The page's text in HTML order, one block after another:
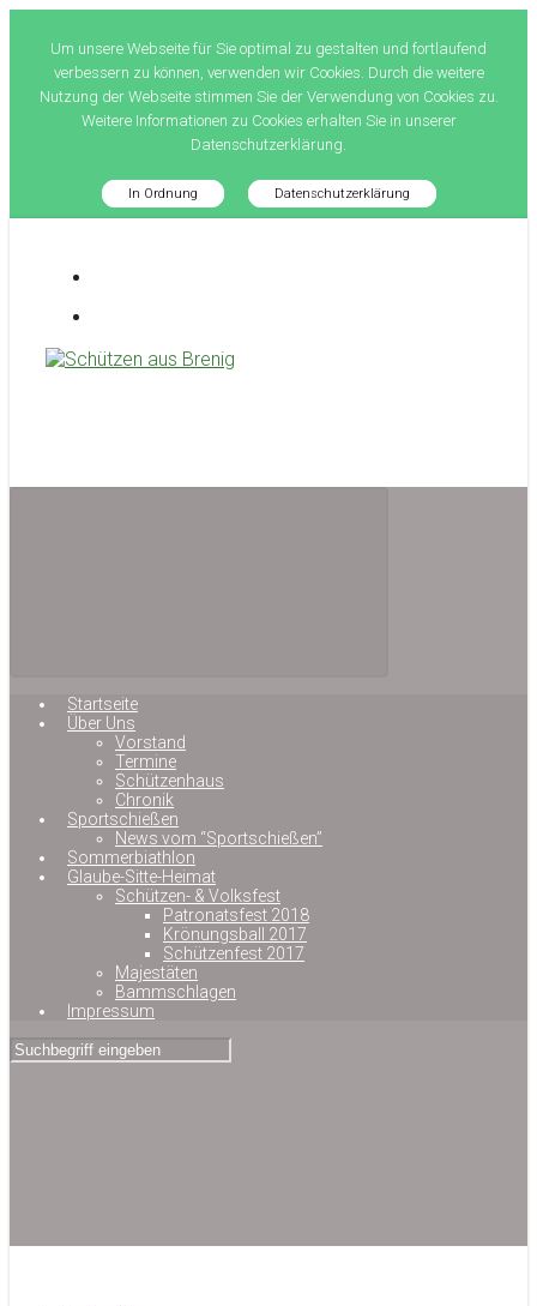
Um unsere Webseite für Sie optimal zu gestalten und fortlaufend
verbessern zu können, verwenden wir Cookies. Durch die weitere
Nutzung der Webseite stimmen Sie der Verwendung von Cookies zu.
Weitere Informationen zu Cookies erhalten Sie in unserer
Datenschutzerklärung.
In Ordnung Datenschutzerklärung
springen
Startseite
Über Uns
Vorstand
Termine
Schützenhaus
Chronik
Sportschießen
News vom “Sportschießen”
Sommerbiathlon
Glaube-Sitte-Heimat
Schützen- & Volksfest
Patronatsfest 2018
Krönungsball 2017
Schützenfest 2017
Majestäten
Bammschlagen
Impressum